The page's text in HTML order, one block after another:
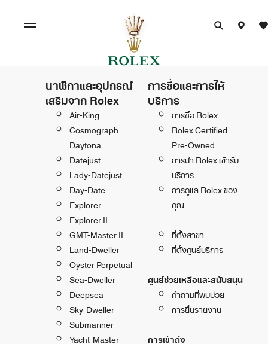
นาฬิกาและอุปกรณ์
เสริมจาก Rolex
Air-King
Cosmograph
Daytona
Datejust
Lady-Datejust
Day-Date
Explorer
Explorer II
GMT-Master II
Land-Dweller
Oyster Perpetual
Sea-Dweller
Deepsea
Sky-Dweller
Submariner
Yacht-Master
การซื้อและการให้
บริการ
การซื้อ Rolex
Rolex Certified
Pre-Owned
การนำ Rolex เข้ารับ
บริการ
การดูแล Rolex ของ
คุณ
ที่ตั้งสาขา
ที่ตั้งศูนย์บริการ
ศูนย์ช่วยเหลือและสนับสนุน
คำถามที่พบบ่อย
การยื่นรายงาน
การเข้าถึง